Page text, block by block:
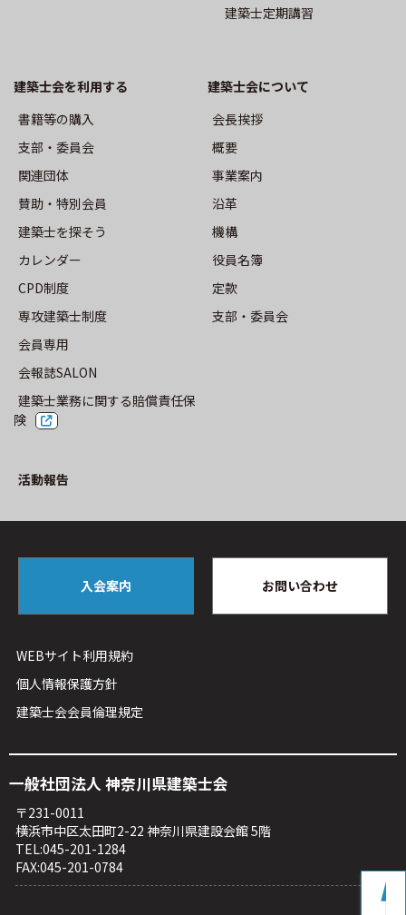
事業案内
機構
役員名簿
定款
⽀部・委員会
活動報告
トップ
建築士定期講習
建築士会を利用する
書籍等の購⼊
⽀部・委員会
関連団体
賛助・特別会員
建築士を探そう
カレンダー
CPD制度
専攻建築士制度
会員専用
会報誌SALON
建築士業務に関する賠償責任保
険
建築⼠会について
会長挨拶
概要
事業案内
沿革
機構
役員名簿
定款
⽀部・委員会
活動報告
入会案内 お問い合わせ
WEBサイト利⽤規約
個人情報保護方針
建築⼠会会員倫理規定
⼀般社団法⼈ 神奈川県建築⼠会
〒231-0011
横浜市中区太⽥町2-22 神奈川県建設会館 5階
TEL:045-201-1284
FAX:045-201-0784